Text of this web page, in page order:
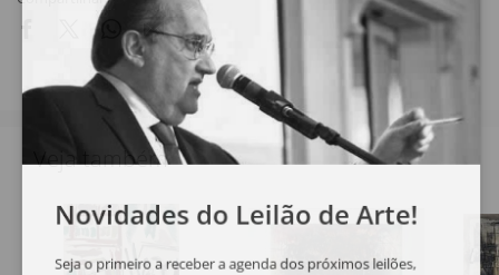
Veja também
Novidades do Leilão de Arte!
Seja o primeiro a receber a agenda dos próximos leilões,